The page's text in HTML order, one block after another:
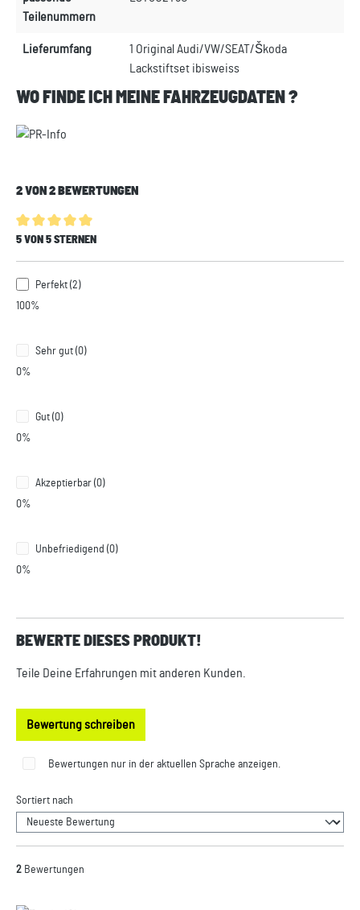
Teilenummern
Lieferumfang
1 Original Audi/VW/SEAT/Škoda
Lackstiftset ibisweiss
WO FINDE ICH MEINE FAHRZEUGDATEN ?
2 VON 2 BEWERTUNGEN
Durchschnittliche Bewertung von 5 von 5 Sternen
5 VON 5 STERNEN
Perfekt (2)
100%
Sehr gut (0)
0%
Gut (0)
0%
Akzeptierbar (0)
0%
Unbefriedigend (0)
0%
BEWERTE DIESES PRODUKT!
Teile Deine Erfahrungen mit anderen Kunden.
Bewertung schreiben
Bewertungen nur in der aktuellen Sprache anzeigen.
Sortiert nach
2 Bewertungen